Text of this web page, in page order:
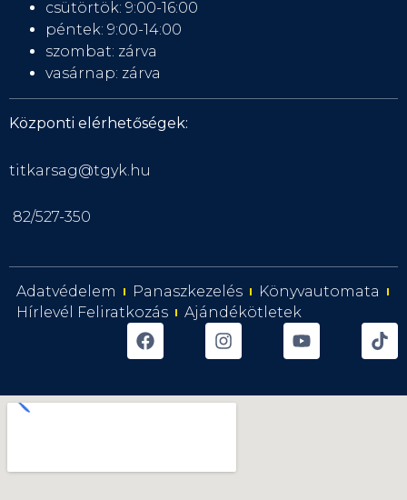
csütörtök: 9:00-16:00
péntek: 9:00-14:00
szombat: zárva
vasárnap: zárva
Központi elérhetőségek:
titkarsag@tgyk.hu
82/527-350
Adatvédelem Panaszkezelés
Könyvautomata
Hírlevél Feliratkozás
Ajándékötletek